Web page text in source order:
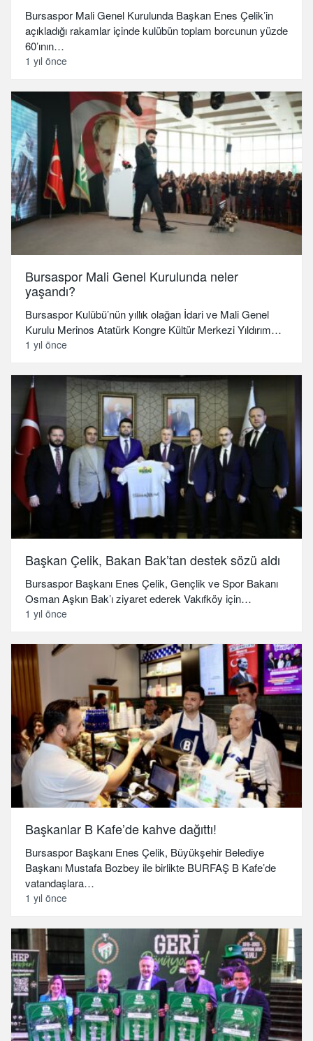
Bursaspor Mali Genel Kurulunda Başkan Enes Çelik’in
açıkladığı rakamlar içinde kulübün toplam borcunun yüzde
60’ının…
1 yıl önce
Bursaspor Mali Genel Kurulunda neler
yaşandı?
Bursaspor Kulübü’nün yıllık olağan İdari ve Mali Genel
Kurulu Merinos Atatürk Kongre Kültür Merkezi Yıldırım…
1 yıl önce
Başkan Çelik, Bakan Bak’tan destek sözü aldı
Bursaspor Başkanı Enes Çelik, Gençlik ve Spor Bakanı
Osman Aşkın Bak’ı ziyaret ederek Vakıfköy için…
1 yıl önce
Başkanlar B Kafe’de kahve dağıttı!
Bursaspor Başkanı Enes Çelik, Büyükşehir Belediye
Başkanı Mustafa Bozbey ile birlikte BURFAŞ B Kafe’de
vatandaşlara…
1 yıl önce